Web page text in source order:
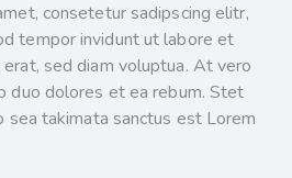
consetetur sadipscing elitr,
tempor invidunt ut labore et
sed diam voluptua. At vero
duo dolores et ea rebum. Stet
sea takimata sanctus est Lorem